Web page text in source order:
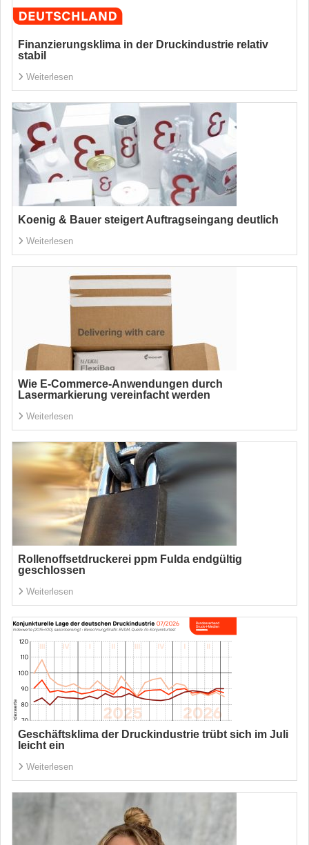
Finanzierungsklima in der Druckindustrie relativ
stabil
Weiterlesen
Koenig & Bauer steigert Auftragseingang deutlich
Weiterlesen
Wie E-Commerce-Anwendungen durch
Lasermarkierung vereinfacht werden
Weiterlesen
Rollenoffsetdruckerei ppm Fulda endgültig
geschlossen
Weiterlesen
Geschäftsklima der Druckindustrie trübt sich im Juli
leicht ein
Weiterlesen